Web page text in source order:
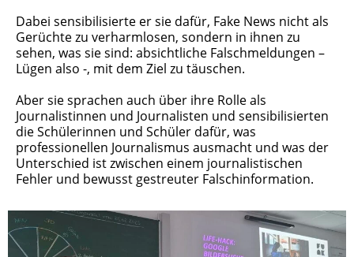
Dabei sensibilisierte er sie dafür, Fake News nicht als
Gerüchte zu verharmlosen, sondern in ihnen zu
sehen, was sie sind: absichtliche Falschmeldungen –
Lügen also -, mit dem Ziel zu täuschen.
Aber sie sprachen auch über ihre Rolle als
Journalistinnen und Journalisten und sensibilisierten
die Schülerinnen und Schüler dafür, was
professionellen Journalismus ausmacht und was der
Unterschied ist zwischen einem journalistischen
Fehler und bewusst gestreuter Falschinformation.